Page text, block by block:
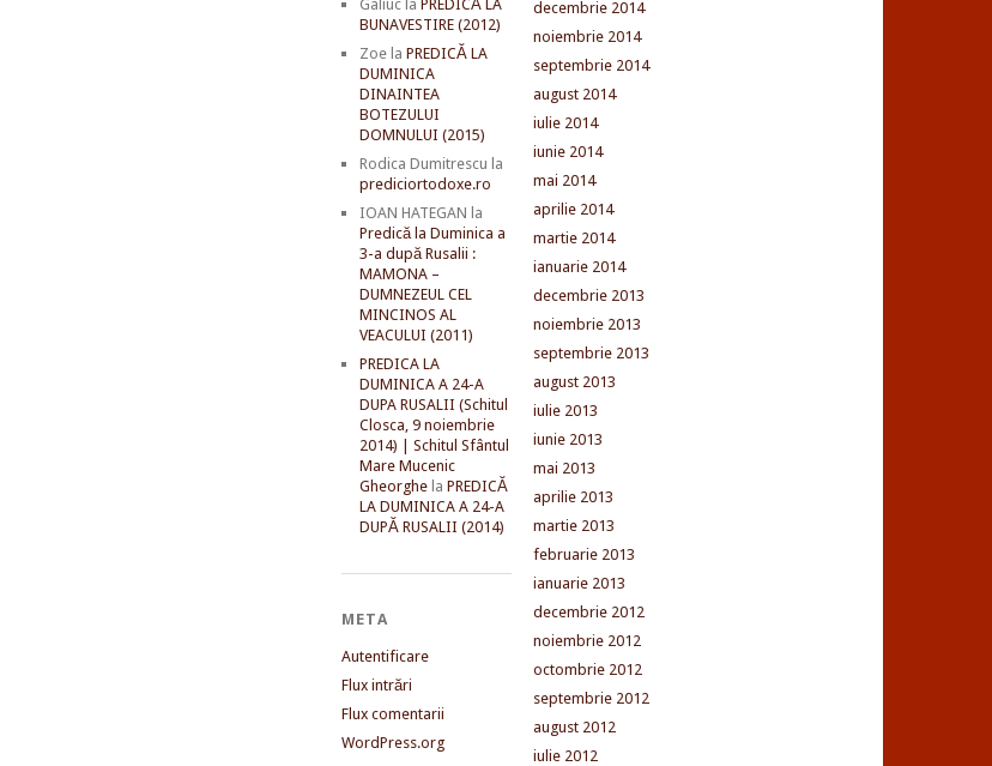
Galiucla PREDICĂ LA
BUNAVESTIRE (2012)
Zoela PREDICĂ LA
DUMINICA
DINAINTEA
BOTEZULUI
DOMNULUI (2015)
Rodica Dumitrescu la
prediciortodoxe.ro
IOAN HATEGAN la
Predică la Duminica a
3-a după Rusalii :
MAMONA –
DUMNEZEUL CEL
MINCINOS AL
VEACULUI (2011)
PREDICA LA
DUMINICA A 24-A
DUPA RUSALII (Schitul
Closca, 9 noiembrie
2014) | Schitul Sfântul
Mare Mucenic
Gheorghela PREDICĂ
LA DUMINICA A 24-A
DUPĂ RUSALII (2014)
META
Autentificare
Flux intrări
Flux comentarii
WordPress.org
decembrie 2014
noiembrie 2014
septembrie 2014
august 2014
iulie 2014
iunie 2014
mai 2014
aprilie 2014
martie 2014
ianuarie 2014
decembrie 2013
noiembrie 2013
septembrie 2013
august 2013
iulie 2013
iunie 2013
mai 2013
aprilie 2013
martie 2013
februarie 2013
ianuarie 2013
decembrie 2012
noiembrie 2012
octombrie 2012
septembrie 2012
august 2012
iulie 2012